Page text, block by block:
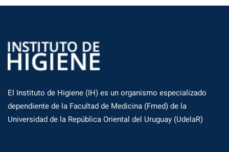
El Instituto de Higiene (IH) es un organismo especializado
dependiente de la Facultad de Medicina (Fmed) de la
Universidad de la República Oriental del Uruguay (UdelaR)